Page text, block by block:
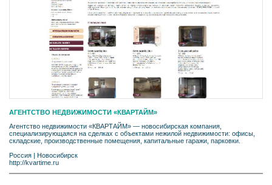
АГЕНТСТВО НЕДВИЖИМОСТИ «КВАРТАЙМ»
Агентство недвижимости «КВАРТАЙМ» — новосибирская компания,
специализирующаяся на сделках с объектами нежилой недвижимости: офисы,
складские, производственные помещения, капитальные гаражи, парковки.
Россия | Новосибирск
http://kvartime.ru